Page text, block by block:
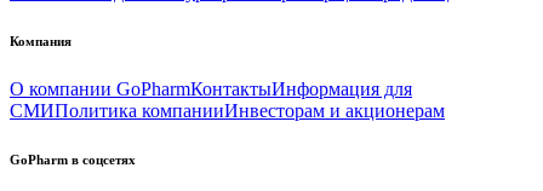
Компания
О компании GoPharmКонтактыИнформация для
СМИПолитика компанииИнвесторам и акционерам
GoPharm в соцсетях